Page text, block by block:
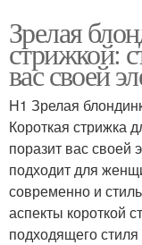
Зрелая
стрижкой:
вас своей
H1 Зрелая
Короткая стрижка
поразит вас своей
подходит для
современно и
аспекты короткой
подходящего